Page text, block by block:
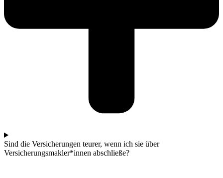
Sind die Versicherungen teurer, wenn ich sie über
Versicherungsmakler*innen abschließe?